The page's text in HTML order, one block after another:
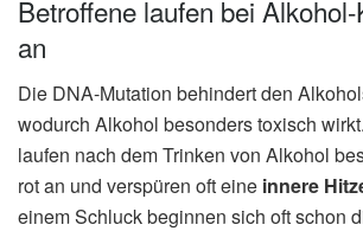
Betroffene laufen bei
an
Die DNA-Mutation behindert den
wodurch Alkohol besonders toxisch
laufen nach dem Trinken von Alkohol
rot an und verspüren oft eine innere
einem Schluck beginnen sich oft schon